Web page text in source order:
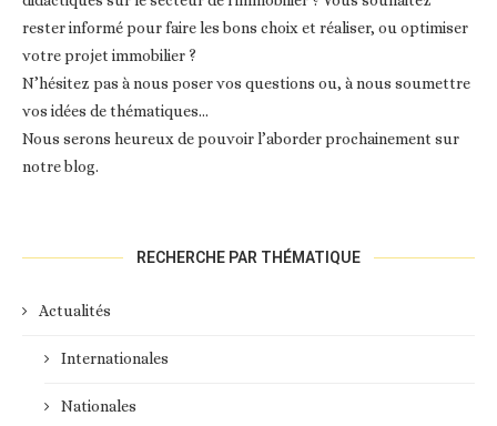
rester informé pour faire les bons choix et réaliser, ou optimiser
votre projet immobilier ?
N’hésitez pas à nous poser vos questions ou, à nous soumettre
vos idées de thématiques…
Nous serons heureux de pouvoir l’aborder prochainement sur
notre blog.
RECHERCHE PAR THÉMATIQUE
Actualités
Internationales
Nationales